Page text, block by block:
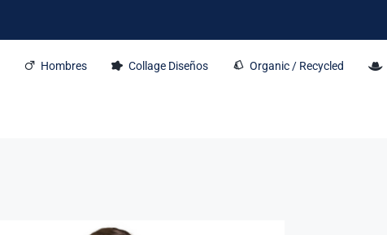
Hombres Collage Diseños Organic / Recycled